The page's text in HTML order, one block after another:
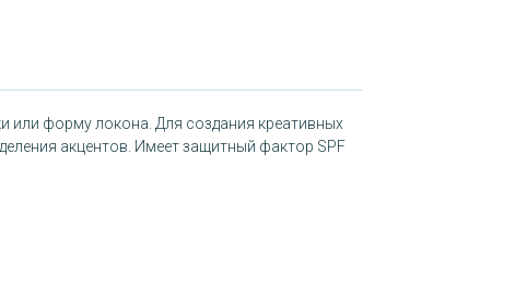
или форму локона. Для создания креативных
акцентов. Имеет защитный фактор SPF